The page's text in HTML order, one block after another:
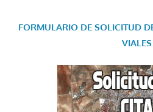
FORMULARIO DE SOLICITUD
VIALES